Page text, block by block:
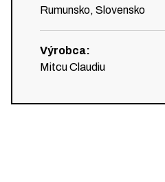
Rumunsko, Slovensko
Výrobca:
Mitcu Claudiu